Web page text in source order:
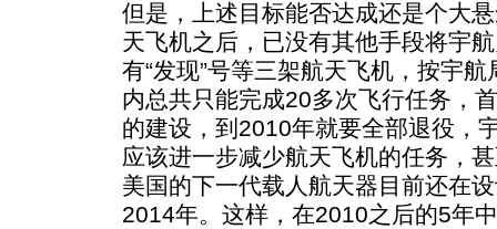
但是，上述目标能否达成还是个大
天飞机之后，已没有其他手段将宇
有“发现”号等三架航天飞机，按宇
内总共只能完成20多次飞行任务，
的建设，到2010年就要全部退役，
应该进一步减少航天飞机的任务，
美国的下一代载人航天器目前还在
2014年。这样，在2010之后的5年